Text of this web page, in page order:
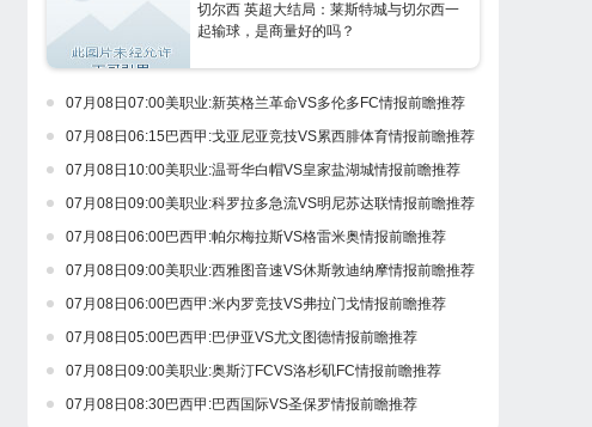
切尔西 英超大结局：莱斯特城与切尔西一
起输球，是商量好的吗？
07月08日07:00美职业:新英格兰革命VS多伦多FC情报前瞻推荐
07月08日06:15巴西甲:戈亚尼亚竞技VS累西腓体育情报前瞻推荐
07月08日10:00美职业:温哥华白帽VS皇家盐湖城情报前瞻推荐
07月08日09:00美职业:科罗拉多急流VS明尼苏达联情报前瞻推荐
07月08日06:00巴西甲:帕尔梅拉斯VS格雷米奥情报前瞻推荐
07月08日09:00美职业:西雅图音速VS休斯敦迪纳摩情报前瞻推荐
07月08日06:00巴西甲:米内罗竞技VS弗拉门戈情报前瞻推荐
07月08日05:00巴西甲:巴伊亚VS尤文图德情报前瞻推荐
07月08日09:00美职业:奥斯汀FCVS洛杉矶FC情报前瞻推荐
07月08日08:30巴西甲:巴西国际VS圣保罗情报前瞻推荐